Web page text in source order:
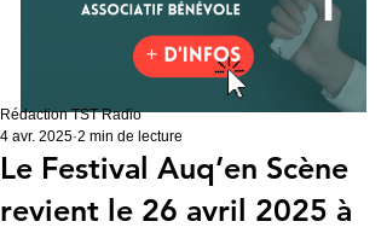
Le Festival Auq’en Scène
revient le 26 avril 2025 à
Rédaction TST Radio
4 avr. 2025 2 min de lecture